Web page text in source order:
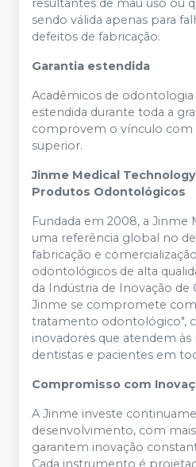
resultantes de mau uso ou
sendo válida apenas para
defeitos de fabricação.
Garantia estendida
Acadêmicos de
estendida durante toda a
comprovem o vínculo com
superior.
Jinme Medical
Produtos Odontológicos
Fundada em 2008, a Jinme
uma referência global no
fabricação e
odontológicos de alta
da Indústria de Inovação de
Jinme se compromete com
tratamento odontológico",
inovadores que atendem às
dentistas e pacientes em
Compromisso com
A Jinme investe
desenvolvimento, com
garantem inovação
Cada instrumento é